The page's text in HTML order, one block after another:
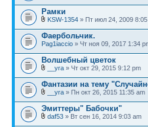
Рамки
KSW-1354 » Пт июл 24, 2009
Фаербольчик.
Pag1iaccio » Чт ноя 09, 2017 1:34
Волшебный цветок
__yra » Чт окт 29, 2015 9:12 pm
Фантазии на тему
__yra » Пн окт 26, 2015 11:35 am
Эмиттеры" Бабочки"
daf53 » Вт сен 16, 2014 9:03 am